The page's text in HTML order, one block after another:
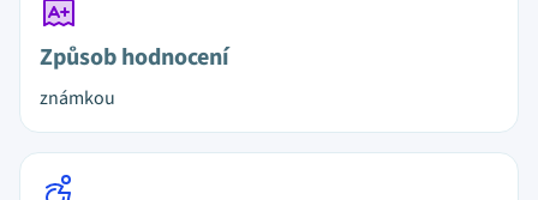
Způsob hodnocení
známkou